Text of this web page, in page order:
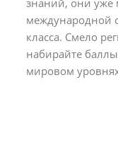
международной
класса. Смело
набирайте
мировом